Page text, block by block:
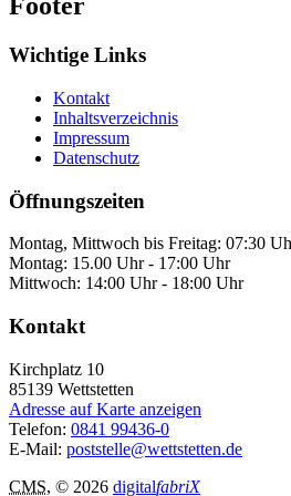
Footer
Wichtige Links
Kontakt
Inhaltsverzeichnis
Impressum
Datenschutz
Öffnungszeiten
Montag, Mittwoch bis Freitag: 07:30
Montag: 15.00 Uhr - 17:00 Uhr
Mittwoch: 14:00 Uhr - 18:00 Uhr
Kontakt
Kirchplatz 10
85139 Wettstetten
Adresse auf Karte anzeigen
Telefon: 0841 99436-0
E-Mail: poststelle@wettstetten.de
CMS, © 2026 digitalfabriX